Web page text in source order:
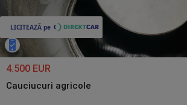
4.500 EUR
Cauciucuri agricole